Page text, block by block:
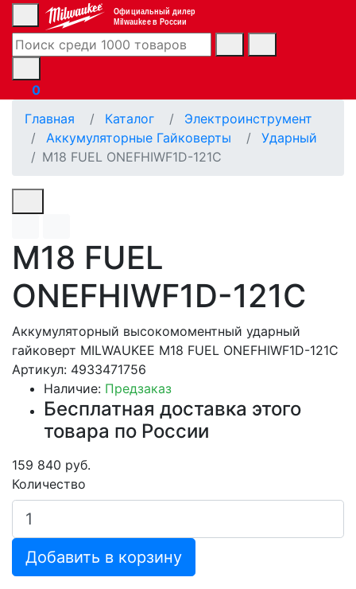
Официальный дилер
Milwaukee в России
0
Главная
Каталог
Электроинструмент
Аккумуляторные Гайковерты
Ударный
M18 FUEL ONEFHIWF1D-121C
M18 FUEL
ONEFHIWF1D-121C
Аккумуляторный высокомоментный ударный
гайковерт MILWAUKEE M18 FUEL ONEFHIWF1D-121C
Артикул: 4933471756
Наличие: Предзаказ
Бесплатная доставка этого
товара по России
159 840 руб.
Количество
Добавить в корзину